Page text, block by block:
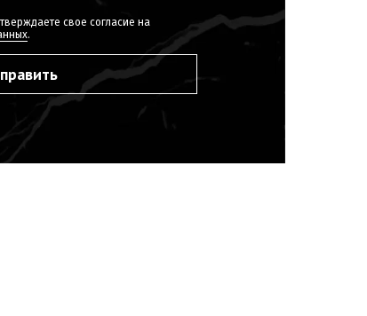
свое согласие на
.